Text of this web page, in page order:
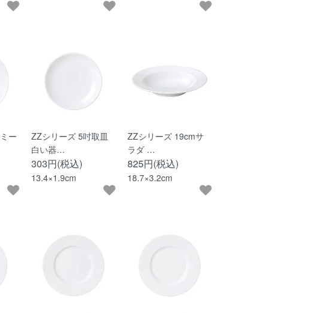
ー
ZZシリーズ 5吋取皿
白い器…
303円(税込)
13.4×1.9cm
ZZシリーズ 19cmサ
ラダ …
825円(税込)
18.7×3.2cm